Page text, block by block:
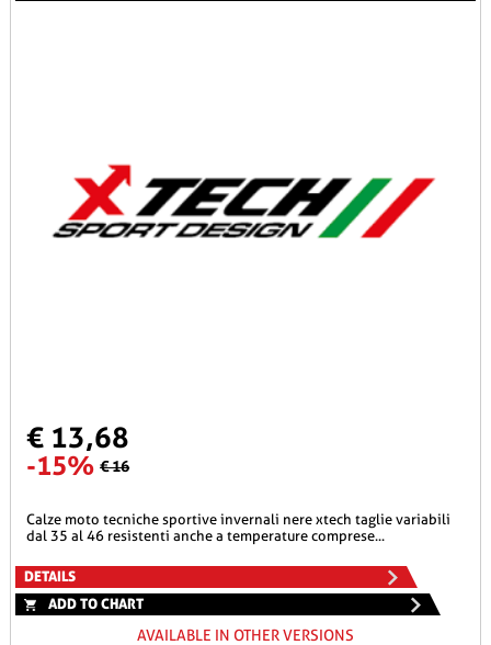
€ 13,68
-15% € 16
calze moto tecniche sportive invernali nere xtech taglie variabili
dal 35 al 46 resistenti anche a temperature comprese...
DETAILS
ADD TO CHART
AVAILABLE IN OTHER VERSIONS